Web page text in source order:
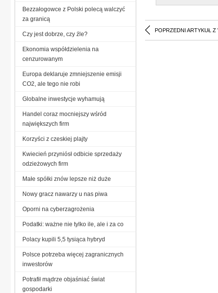
POPRZEDNI ARTYKUŁ Z
Bezzałogowce z Polski polecą walczyć
za granicą
Czy jest dobrze, czy źle?
Ekonomia współdzielenia na
cenzurowanym
Europa deklaruje zmniejszenie emisji
CO2, ale tego nie robi
Globalne inwestycje wyhamują
Handel coraz mocniejszy wśród
największych firm
Korzyści z czeskiej plajty
Kwiecień przyniósł odbicie sprzedaży
odzieżowych firm
Małe spółki znów lepsze niż duże
Nowy gracz nawarzy u nas piwa
Oporni na cyberzagrożenia
Podatki: ważne nie tylko ile, ale i za co
Polacy kupili 5,5 tysiąca hybryd
Polsce potrzeba więcej zagranicznych
inwestorów
Potrafił mądrze objaśniać świat
gospodarki